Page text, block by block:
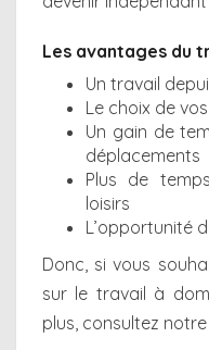
Les avantages du
Un travail
Le choix de
Un gain de
déplacements
Plus de
loisirs
L’opportunité
Donc, si vous
sur le travail à
plus, consultez